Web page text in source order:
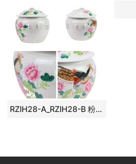
RZIH28-A_RZIH28-B 粉彩花鸟锦鸡纹饭鼓一对